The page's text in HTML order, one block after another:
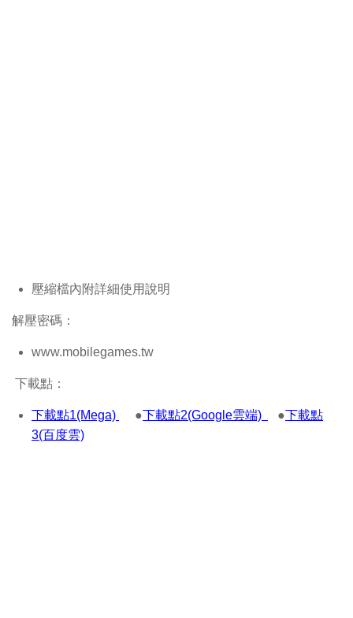
壓縮檔內附詳細使用說明
解壓密碼：
www.mobilegames.tw
下載點：
下載點1(Mega) ●下載點2(Google雲端) ●下載點
3(百度雲)